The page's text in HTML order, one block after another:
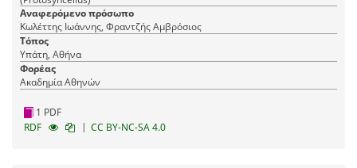
Αναφερόμενο πρόσωπο
Κωλέττης Ιωάννης, Φραντζής Αμβρόσιος
Τόπος
Υπάτη, Αθήνα
Φορέας
Ακαδημία Αθηνών
1 PDF
RDF
| CC BY-NC-SA 4.0